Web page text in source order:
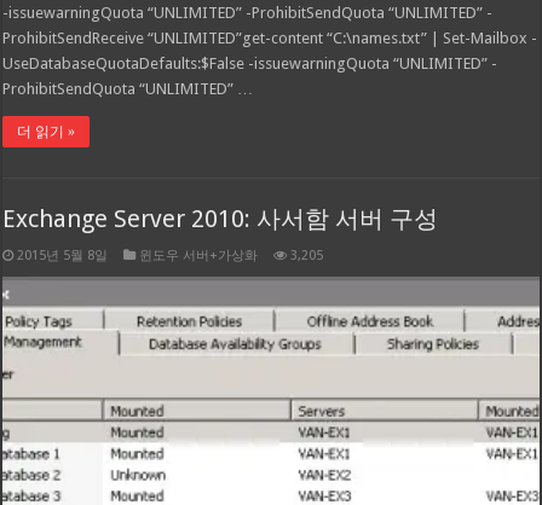
-issuewarningQuota “UNLIMITED” -ProhibitSendQuota “UNLIMITED” -
ProhibitSendReceive “UNLIMITED”get-content “C:\names.txt” | Set-Mailbox -
UseDatabaseQuotaDefaults:$False -issuewarningQuota “UNLIMITED” -
ProhibitSendQuota “UNLIMITED” …
더 읽기 »
Exchange Server 2010: 사서함 서버 구성
2015년 5월 8일 윈도우 서버+가상화 3,205